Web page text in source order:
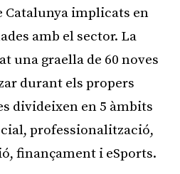
Catalunya implicats en
amb el sector. La
una graella de 60 noves
durant els propers
divideixen en 5 àmbits
professionalització,
finançament i eSports.